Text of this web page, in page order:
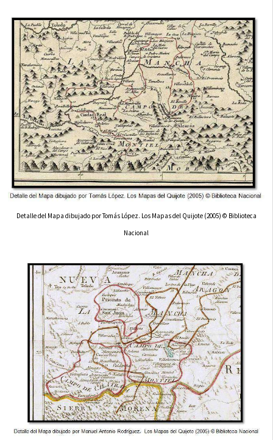
Detalle del Mapa dibujado por Tomás López. Los Mapas del Quijote (2005) © Biblioteca
Nacional